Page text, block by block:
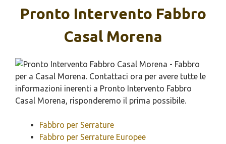
Pronto Intervento Fabbro
Casal Morena
Fabbro per Serrature
Fabbro per Serrature Europee